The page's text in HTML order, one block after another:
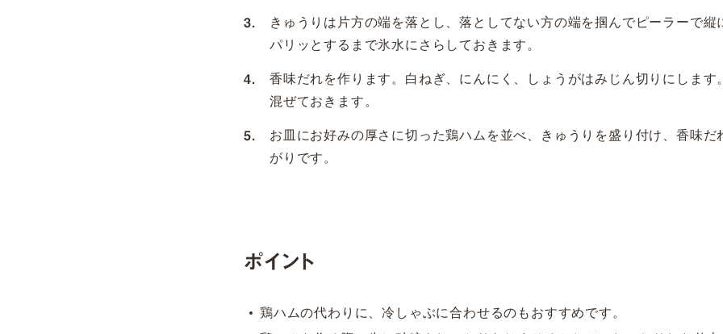
きゅうりは片方の端を落とし、落としてない方の端を掴んでピーラーで縦
パリッとするまで氷水にさらしておきます。
香味だれを作ります。白ねぎ、にんにく、しょうがはみじん切りにします
混ぜておきます。
お皿にお好みの厚さに切った鶏ハムを並べ、きゅうりを盛り付け、香味だ
がりです。
ポイント
鶏ハムの代わりに、冷しゃぶに合わせるのもおすすめです。